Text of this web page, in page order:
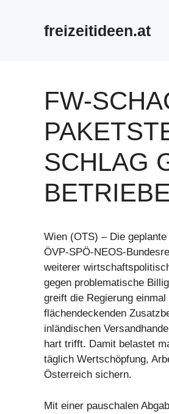
freizeitideen.at
FW-
SCHLAG
Wien (OTS) – Die
ÖVP-SPÖ-NEOS-
weiterer
gegen problematische
greift die Regierung
flächendeckenden
inländischen
hart trifft. Damit belastet
täglich Wertschöpfung,
Österreich sichern.
Mit einer pauschalen